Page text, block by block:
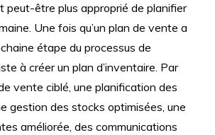
peut-être plus approprié de planifier
Une fois qu’un plan de vente a
étape du processus de
à créer un plan d’inventaire. Par
vente ciblé, une planification des
gestion des stocks optimisées, une
améliorée, des communications